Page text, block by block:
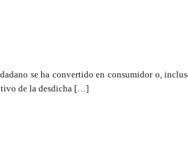
se ha convertido en consumidor o,
de la desdicha […]